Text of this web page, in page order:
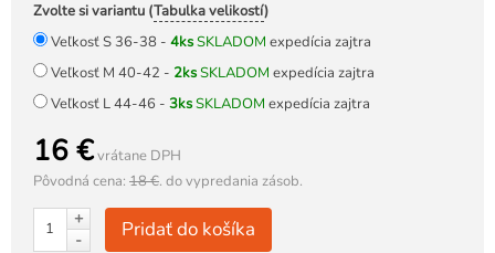
Zvolte si variantu (Tabulka velikostí)
Veľkosť S 36-38 - 4ksSKLADOM expedícia zajtra
Veľkosť M 40-42 - 2ksSKLADOM expedícia zajtra
Veľkosť L 44-46 - 3ksSKLADOM expedícia zajtra
16 €vrátane DPH
Pôvodná cena: 18 €. do vypredania zásob.
+
-
Pridať do košíka